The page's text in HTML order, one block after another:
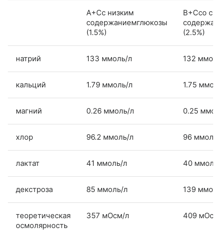
А+Сс низким
содержаниемглюкозы
(1.5%)
В+Ссо
(2.5%)
натрий 133 ммоль/л 132
кальций 1.79 ммоль/л 1.75
магний 0.26 ммоль/л 0.25
хлор 96.2 ммоль/л 96
лактат 41 ммоль/л 40
декстроза 85 ммоль/л 139
теоретическая
осмолярность
357 мОсм/л 409